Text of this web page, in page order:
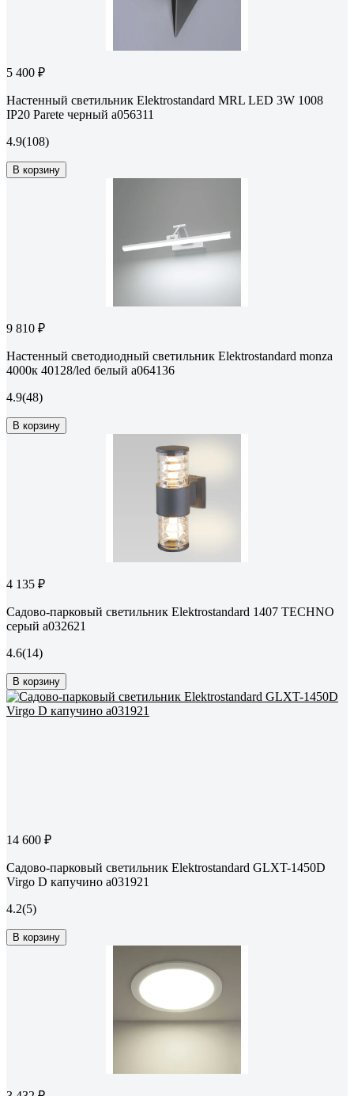
5 400 ₽
Настенный светильник Elektrostandard MRL LED 3W 1008
IP20 Parete черный a056311
4.9(108)
В корзину
9 810 ₽
Настенный светодиодный светильник Elektrostandard monza
4000к 40128/led белый a064136
4.9(48)
В корзину
4 135 ₽
Садово-парковый светильник Elektrostandard 1407 TECHNO
серый a032621
4.6(14)
В корзину
14 600 ₽
Садово-парковый светильник Elektrostandard GLXT-1450D
Virgo D капучино a031921
4.2(5)
В корзину